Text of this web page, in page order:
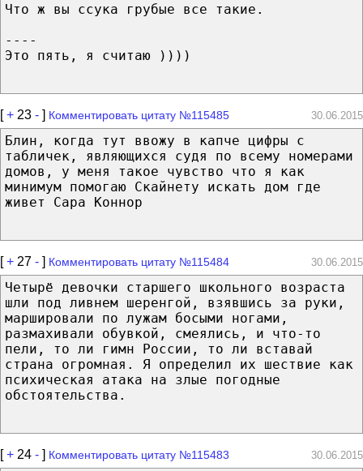
Что ж вы ссука грубые все такие.
----
Это пять, я считаю ))))
[+ 23 - ] Комментировать цитату №115485 30.06.2015
Блин, когда тут ввожу в капче цифры с
табличек, являющихся судя по всему номерами
домов, у меня такое чувство что я как
минимум помогаю Скайнету искать дом где
живет Сара Коннор
[+ 27 - ] Комментировать цитату №115484 30.06.2015
Четырё девочки старшего школьного возраста
шли под ливнем шеренгой, взявшись за руки,
маршировали по лужам босыми ногами,
размахивали обувкой, смеялись, и что-то
пели, то ли гимн России, то ли вставай
страна огромная. Я определил их шествие как
психическая атака на злые погодные
обстоятельства.
[+ 24 - ] Комментировать цитату №115483 30.06.2015